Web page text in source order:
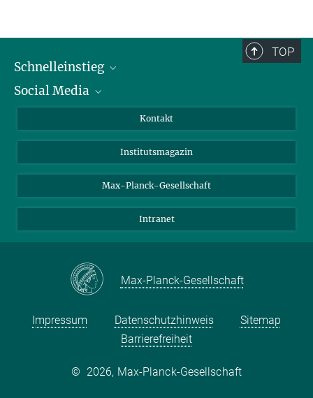
TOP
Schnelleinstieg
Alumni
Fördernde
Schulen
Studierende
Social Media
Bluesky
Facebook
YouTube
Kontakt
Institutsmagazin
Max-Planck-Gesellschaft
Intranet
Max-Planck-Gesellschaft
Impressum Datenschutzhinweis
Sitemap
Barrierefreiheit
© 2026, Max-Planck-Gesellschaft